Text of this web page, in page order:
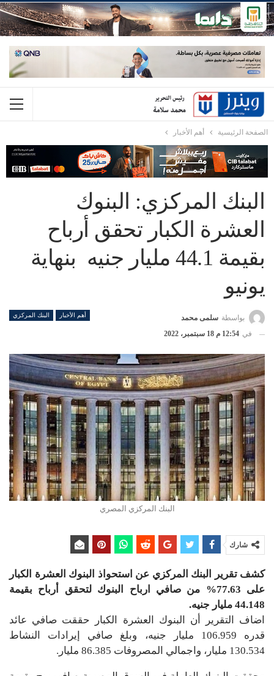
الصفحة الرئيسية أهم الأخبار
البنك المركزي: البنوك
العشرة الكبار تحقق أرباح
بقيمة 44.1 مليار جنيه بنهاية
يونيو
أهم الأخبار البنك المركزي بواسطة سلمى محمد
في 12:54 م 18 سبتمبر، 2022
البنك المركزي المصري
شارك
كشف تقرير البنك المركزي عن استحواذ البنوك العشرة الكبار
على 77.63% من صافي ارباح البنوك لتحقق أرباح بقيمة
44.148 مليار جنيه.
اضاف التقرير أن البنوك العشرة الكبار حققت صافي عائد
قدره 106.959 مليار جنيه، وبلغ صافي إيرادات النشاط
130.534 مليار، واجمالي المصروفات 86.385 مليار.